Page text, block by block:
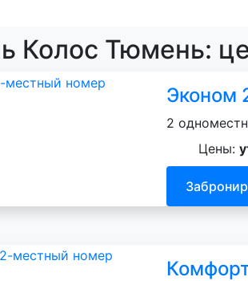
Колос Тюмень:
Эконом
2
Цены: